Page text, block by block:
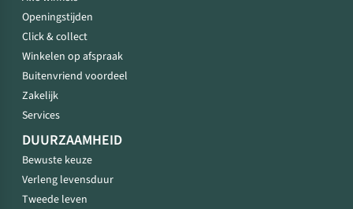
Openingstijden
Click & collect
Winkelen op afspraak
Buitenvriend voordeel
Zakelijk
Services
DUURZAAMHEID
Bewuste keuze
Verleng levensduur
Tweede leven